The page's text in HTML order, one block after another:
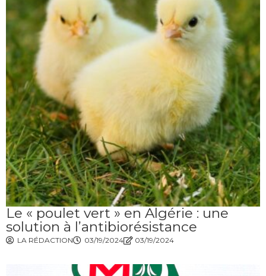
Le « poulet vert » en Algérie : une
solution à l’antibiorésistance
LA RÉDACTION 03/19/2024 03/19/2024